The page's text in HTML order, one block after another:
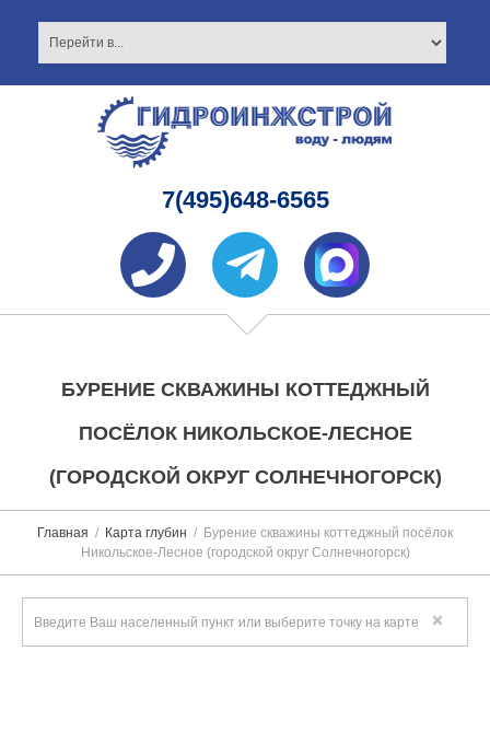
7(495)648-6565
БУРЕНИЕ СКВАЖИНЫ КОТТЕДЖНЫЙ
ПОСЁЛОК НИКОЛЬСКОЕ-ЛЕСНОЕ
(ГОРОДСКОЙ ОКРУГ СОЛНЕЧНОГОРСК)
Главная Карта глубин
Бурение скважины коттеджный посёлок
Никольское-Лесное (городской округ Солнечногорск)